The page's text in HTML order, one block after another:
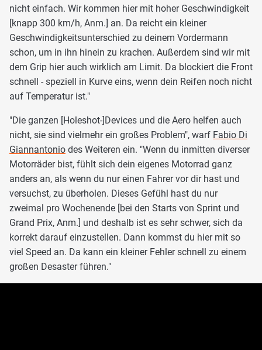
nicht einfach. Wir kommen hier mit hoher Geschwindigkeit
[knapp 300 km/h, Anm.] an. Da reicht ein kleiner
Geschwindigkeitsunterschied zu deinem Vordermann
schon, um in ihn hinein zu krachen. Außerdem sind wir mit
dem Grip hier auch wirklich am Limit. Da blockiert die Front
schnell - speziell in Kurve eins, wenn dein Reifen noch nicht
auf Temperatur ist."
"Die ganzen [Holeshot-]Devices und die Aero helfen auch
nicht, sie sind vielmehr ein großes Problem", warf Fabio Di
Giannantonio des Weiteren ein. "Wenn du inmitten diverser
Motorräder bist, fühlt sich dein eigenes Motorrad ganz
anders an, als wenn du nur einen Fahrer vor dir hast und
versuchst, zu überholen. Dieses Gefühl hast du nur
zweimal pro Wochenende [bei den Starts von Sprint und
Grand Prix, Anm.] und deshalb ist es sehr schwer, sich da
korrekt darauf einzustellen. Dann kommst du hier mit so
viel Speed an. Da kann ein kleiner Fehler schnell zu einem
großen Desaster führen."